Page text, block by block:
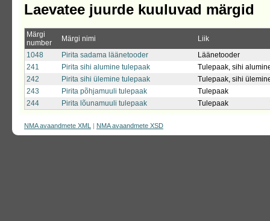
Laevatee juurde kuuluvad märgid
Märgi
number
Märgi nimi
Liik
1048
Pirita sadama läänetooder
Läänetooder
241
Pirita sihi alumine tulepaak
Tulepaak, sihi
242
Pirita sihi ülemine tulepaak
Tulepaak, sihi
243
Pirita põhjamuuli tulepaak
Tulepaak
244
Pirita lõunamuuli tulepaak Tulepaak
NMA avaandmete XML | NMA avaandmete XSD